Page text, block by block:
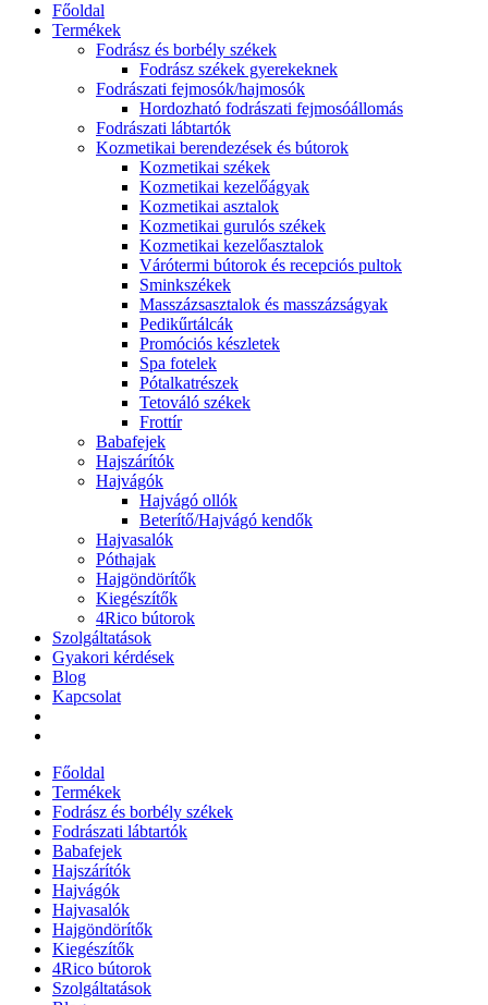
Főoldal
Termékek
Fodrász és borbély székek
Fodrász székek gyerekeknek
Fodrászati fejmosók/hajmosók
Hordozható fodrászati fejmosóállomás
Fodrászati lábtartók
Kozmetikai berendezések és bútorok
Kozmetikai székek
Kozmetikai kezelőágyak
Kozmetikai asztalok
Kozmetikai gurulós székek
Kozmetikai kezelőasztalok
Várótermi bútorok és recepciós pultok
Sminkszékek
Masszázsasztalok és masszázságyak
Pedikűrtálcák
Promóciós készletek
Spa fotelek
Pótalkatrészek
Tetováló székek
Frottír
Babafejek
Hajszárítók
Hajvágók
Hajvágó ollók
Beterítő/Hajvágó kendők
Hajvasalók
Póthajak
Hajgöndörítők
Kiegészítők
4Rico bútorok
Szolgáltatások
Gyakori kérdések
Blog
Kapcsolat
Főoldal
Termékek
Fodrász és borbély székek
Fodrászati lábtartók
Babafejek
Hajszárítók
Hajvágók
Hajvasalók
Hajgöndörítők
Kiegészítők
4Rico bútorok
Szolgáltatások